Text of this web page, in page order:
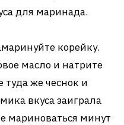
для маринада.
корейку.
масло и натрите
туда же чеснок и
вкуса заиграла
мариноваться минут